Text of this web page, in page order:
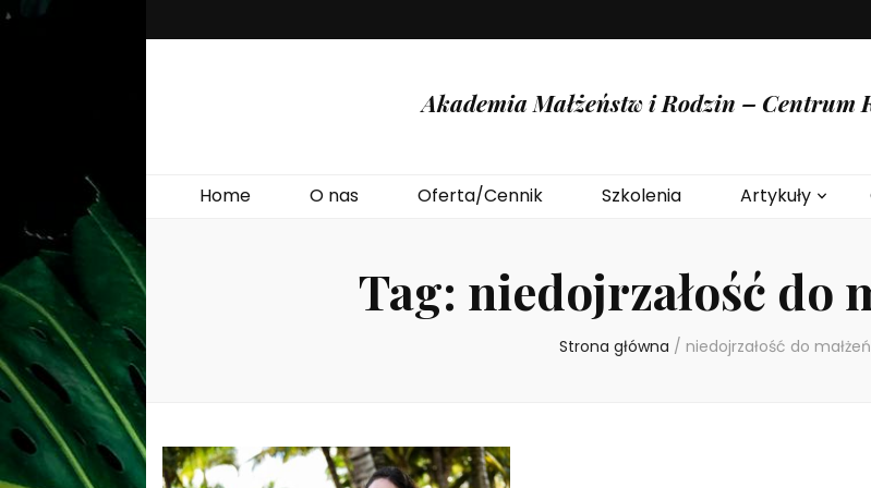
Akademia Małżeństw i Rodzin – Centrum
Home O nas Oferta/Cennik Szkolenia Artykuły
Tag: niedojrzałość do
Strona główna / niedojrzałość do